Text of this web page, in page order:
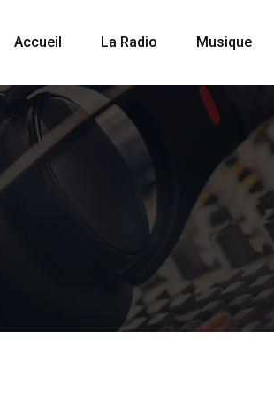
Accueil La Radio Musique